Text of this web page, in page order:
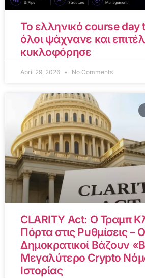
Το ελληνικό course day
όλοι ψάχνανε και
κυκλοφόρησε
April 29, 2026 No Comments
CLARITY Act: Ο Τραμπ
Πόρτα στις Ρυθμίσεις –
Δημοκρατικοί Βάζουν
Μεγαλύτερο Crypto
Ιστορίας